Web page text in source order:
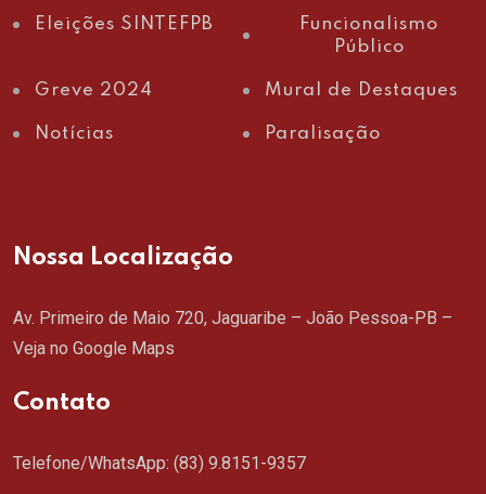
Eleições SINTEFPB
Funcionalismo
Público
Greve 2024 Mural de Destaques
Notícias Paralisação
Nossa Localização
Av. Primeiro de Maio 720, Jaguaribe – João Pessoa-PB –
Veja no Google Maps
Contato
Telefone/WhatsApp: (83) 9.8151-9357